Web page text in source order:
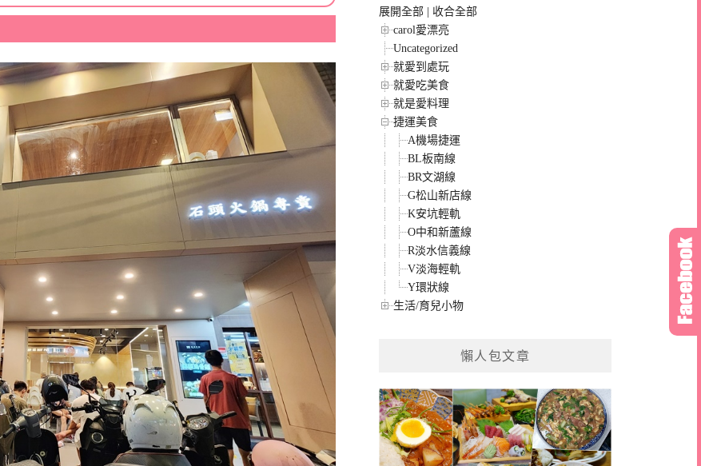
展開全部 | 收合全部
carol愛漂亮
Uncategorized
就愛到處玩
就愛吃美食
就是愛料理
捷運美食
A機場捷運
BL板南線
BR文湖線
G松山新店線
K安坑輕軌
O中和新蘆線
R淡水信義線
V淡海輕軌
Y環狀線
生活/育兒小物
懶人包文章